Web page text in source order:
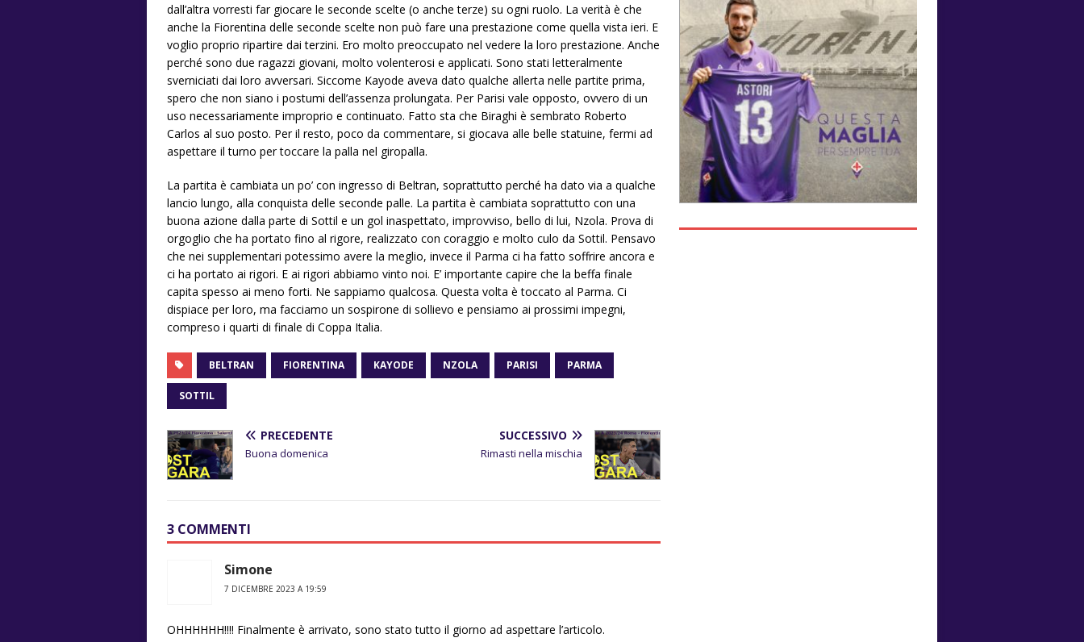
dall’altra vorresti far giocare le seconde scelte (o anche terze) su ogni ruolo. La verità è che
anche la Fiorentina delle seconde scelte non può fare una prestazione come quella vista ieri. E
voglio proprio ripartire dai terzini. Ero molto preoccupato nel vedere la loro prestazione. Anche
perché sono due ragazzi giovani, molto volenterosi e applicati. Sono stati letteralmente
sverniciati dai loro avversari. Siccome Kayode aveva dato qualche allerta nelle partite prima,
spero che non siano i postumi dell’assenza prolungata. Per Parisi vale opposto, ovvero di un
uso necessariamente improprio e continuato. Fatto sta che Biraghi è sembrato Roberto
Carlos al suo posto. Per il resto, poco da commentare, si giocava alle belle statuine, fermi ad
aspettare il turno per toccare la palla nel giropalla.
La partita è cambiata un po’ con ingresso di Beltran, soprattutto perché ha dato via a qualche
lancio lungo, alla conquista delle seconde palle. La partita è cambiata soprattutto con una
buona azione dalla parte di Sottil e un gol inaspettato, improvviso, bello di lui, Nzola. Prova di
orgoglio che ha portato fino al rigore, realizzato con coraggio e molto culo da Sottil. Pensavo
che nei supplementari potessimo avere la meglio, invece il Parma ci ha fatto soffrire ancora e
ci ha portato ai rigori. E ai rigori abbiamo vinto noi. E’ importante capire che la beffa finale
capita spesso ai meno forti. Ne sappiamo qualcosa. Questa volta è toccato al Parma. Ci
dispiace per loro, ma facciamo un sospirone di sollievo e pensiamo ai prossimi impegni,
compreso i quarti di finale di Coppa Italia.
BELTRAN FIORENTINA KAYODE NZOLA PARISI PARMA
SOTTIL
PRECEDENTE
Buona domenica
SUCCESSIVO
Rimasti nella mischia
3 COMMENTI
Simone
7 DICEMBRE 2023 A 19:59
OHHHHHH!!!! Finalmente è arrivato, sono stato tutto il giorno ad aspettare l’articolo.